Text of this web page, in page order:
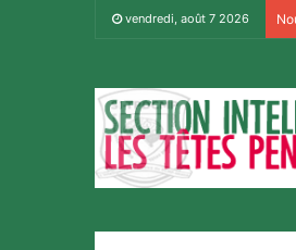
vendredi, août 7 2026